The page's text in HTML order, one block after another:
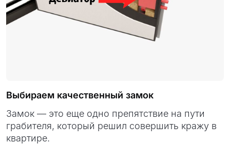
Выбираем качественный замок
Замок — это еще одно препятствие на пути
грабителя, который решил совершить кражу в
квартире.